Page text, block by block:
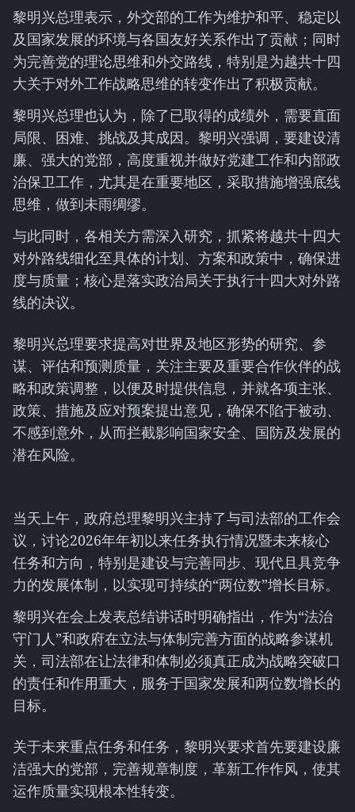
黎明兴总理表示，外交部的工作为维护和平、稳定以
及国家发展的环境与各国友好关系作出了贡献；同时
为完善党的理论思维和外交路线，特别是为越共十四
大关于对外工作战略思维的转变作出了积极贡献。
黎明兴总理也认为，除了已取得的成绩外，需要直面
局限、困难、挑战及其成因。黎明兴强调，要建设清
廉、强大的党部，高度重视并做好党建工作和内部政
治保卫工作，尤其是在重要地区，采取措施增强底线
思维，做到未雨绸缪。
与此同时，各相关方需深入研究，抓紧将越共十四大
对外路线细化至具体的计划、方案和政策中，确保进
度与质量；核心是落实政治局关于执行十四大对外路
线的决议。
黎明兴总理要求提高对世界及地区形势的研究、参
谋、评估和预测质量，关注主要及重要合作伙伴的战
略和政策调整，以便及时提供信息，并就各项主张、
政策、措施及应对预案提出意见，确保不陷于被动、
不感到意外，从而拦截影响国家安全、国防及发展的
潜在风险。
当天上午，政府总理黎明兴主持了与司法部的工作会
议，讨论2026年年初以来任务执行情况暨未来核心
任务和方向，特别是建设与完善同步、现代且具竞争
力的发展体制，以实现可持续的“两位数”增长目标。
黎明兴在会上发表总结讲话时明确指出，作为“法治
守门人”和政府在立法与体制完善方面的战略参谋机
关，司法部在让法律和体制必须真正成为战略突破口
的责任和作用重大，服务于国家发展和两位数增长的
目标。
关于未来重点任务和任务，黎明兴要求首先要建设廉
洁强大的党部，完善规章制度，革新工作作风，使其
运作质量实现根本性转变。